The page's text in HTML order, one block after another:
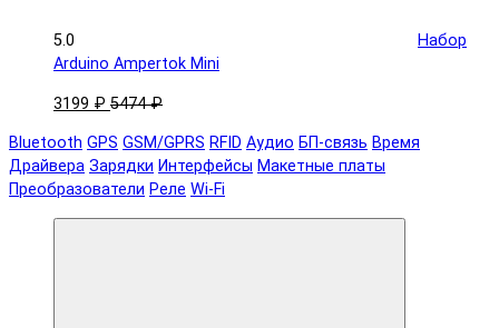
5.0
Набор
Arduino Ampertok Mini
3199 ₽ 5474 ₽
Bluetooth GPS GSM/GPRS RFID Аудио БП-связь Время
Драйвера Зарядки Интерфейсы Макетные платы
Преобразователи Реле Wi-Fi